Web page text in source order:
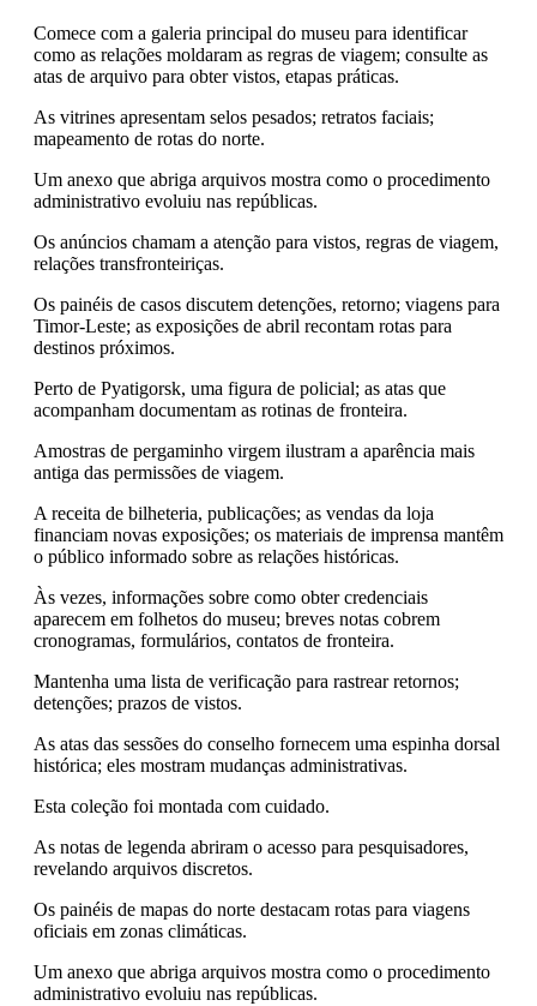
Comece com a galeria principal do museu para identificar
como as relações moldaram as regras de viagem; consulte as
atas de arquivo para obter vistos, etapas práticas.
As vitrines apresentam selos pesados; retratos faciais;
mapeamento de rotas do norte.
Um anexo que abriga arquivos mostra como o procedimento
administrativo evoluiu nas repúblicas.
Os anúncios chamam a atenção para vistos, regras de viagem,
relações transfronteiriças.
Os painéis de casos discutem detenções, retorno; viagens para
Timor-Leste; as exposições de abril recontam rotas para
destinos próximos.
Perto de Pyatigorsk, uma figura de policial; as atas que
acompanham documentam as rotinas de fronteira.
Amostras de pergaminho virgem ilustram a aparência mais
antiga das permissões de viagem.
A receita de bilheteria, publicações; as vendas da loja
financiam novas exposições; os materiais de imprensa mantêm
o público informado sobre as relações históricas.
Às vezes, informações sobre como obter credenciais
aparecem em folhetos do museu; breves notas cobrem
cronogramas, formulários, contatos de fronteira.
Mantenha uma lista de verificação para rastrear retornos;
detenções; prazos de vistos.
As atas das sessões do conselho fornecem uma espinha dorsal
histórica; eles mostram mudanças administrativas.
Esta coleção foi montada com cuidado.
As notas de legenda abriram o acesso para pesquisadores,
revelando arquivos discretos.
Os painéis de mapas do norte destacam rotas para viagens
oficiais em zonas climáticas.
Um anexo que abriga arquivos mostra como o procedimento
administrativo evoluiu nas repúblicas.